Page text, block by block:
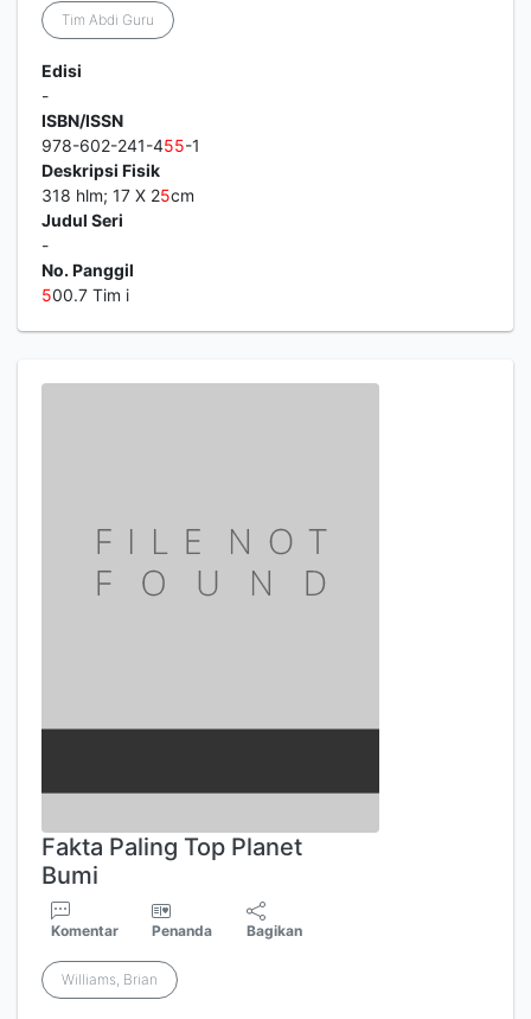
Tim Abdi Guru
Edisi
-
ISBN/ISSN
978-602-241-455-1
Deskripsi Fisik
318 hlm; 17 X 25cm
Judul Seri
-
No. Panggil
500.7 Tim i
Fakta Paling Top Planet
Bumi
Komentar Penanda Bagikan
Williams, Brian